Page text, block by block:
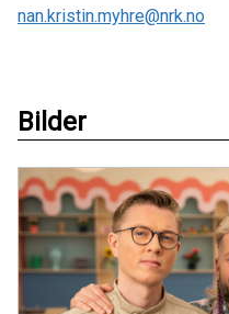
nan.kristin.myhre@nrk.no
Bilder